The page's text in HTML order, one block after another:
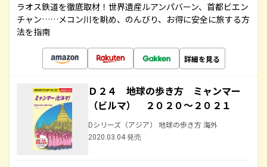
ラオス鉄道を徹底取材！世界遺産ルアンパバーン、首都ビエン
チャン……メコン川を眺め、のんびり、お得に安全に旅する方
法を指南
詳細を見る
Ｄ２４ 地球の歩き方 ミャンマー
（ビルマ） ２０２０～２０２１
Dシリーズ（アジア） 地球の歩き方 海外
2020.03.04 発売